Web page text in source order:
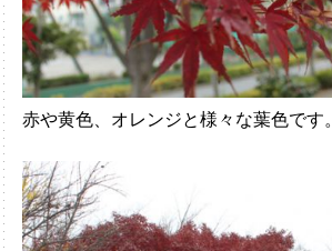
赤や黄色、オレンジと様々な葉色です。